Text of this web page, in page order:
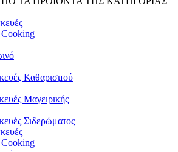
Καθαρισμού
Μαγειρικής
Σιδερώματος